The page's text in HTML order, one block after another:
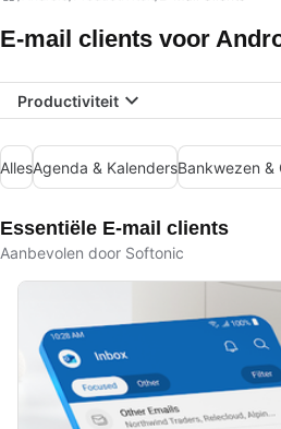
E-mail clients voor
Productiviteit
AllesAgenda & KalendersBankwezen &
Essentiële E-mail clients
Aanbevolen door Softonic